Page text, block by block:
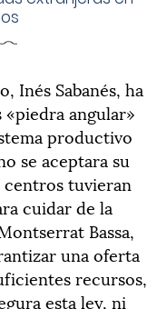
Inés Sabanés, ha
«piedra angular»
productivo
se aceptara su
centros tuvieran
cuidar de la
Bassa,
una oferta
recursos,
esta ley, ni